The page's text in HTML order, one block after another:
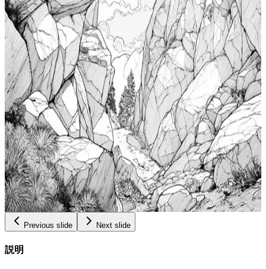
Relief カラーブック、 10 代向けの海の生き物ぬり
えページ、大人向け無料印刷ぬりえページ、ウミ
ウシぬりえ
$ 0.99
Add to wishlist
Quick view
大人向け無料プリント塗り絵ページ、鮮やかなト
ーテムアートで内なるアーティストを解き放つ、
Stress Reliefカラー本、女性向け冒険塗り絵ペー
ジ、ディズニーの白いトーテム塗り絵
$ 0.99
Add to wishlist
Quick view
太字の岩ボルダリングアートページ、大人向け無
料塗り絵ページ、リラクゼーション塗り絵ブッ
ク、ティーン向け冒険塗り絵ページ、ボルダリン
グ塗り絵
$ 0.99
Previous slide Next slide
説明